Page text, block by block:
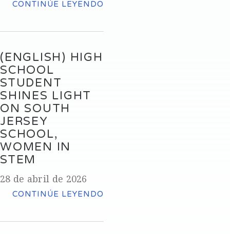
CONTINÚE LEYENDO
(ENGLISH) HIGH
SCHOOL
STUDENT
SHINES LIGHT
ON SOUTH
JERSEY
SCHOOL,
WOMEN IN
STEM
28 de abril de 2026
CONTINÚE LEYENDO